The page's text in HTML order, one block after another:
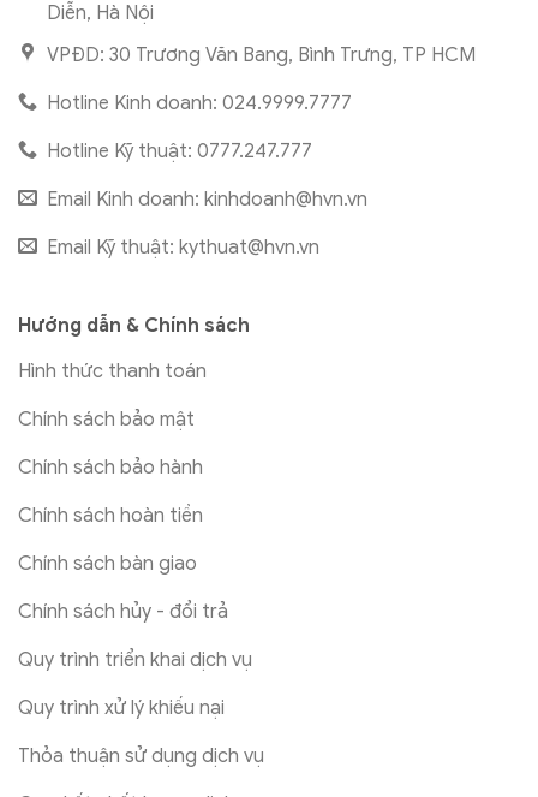
Diễn, Hà Nội
VPĐD: 30 Trương Văn Bang, Bình Trưng, TP HCM
Hotline Kinh doanh: 024.9999.7777
Hotline Kỹ thuật: 0777.247.777
Email Kinh doanh: kinhdoanh@hvn.vn
Email Kỹ thuật: kythuat@hvn.vn
Hướng dẫn & Chính sách
Hình thức thanh toán
Chính sách bảo mật
Chính sách bảo hành
Chính sách hoàn tiền
Chính sách bàn giao
Chính sách hủy - đổi trả
Quy trình triển khai dịch vụ
Quy trình xử lý khiếu nại
Thỏa thuận sử dụng dịch vụ